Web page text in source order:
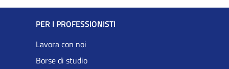
PER I PROFESSIONISTI
Lavora con noi
Borse di studio